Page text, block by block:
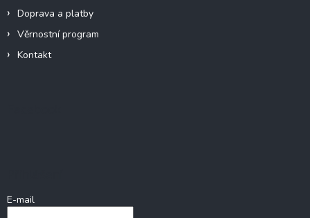
Doprava a platby
Věrnostní program
Kontakt
E-mail